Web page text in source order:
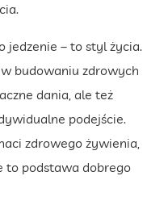
jedzenie – to styl życia.
budowaniu zdrowych
dania, ale też
podejście.
zdrowego żywienia,
to podstawa dobrego